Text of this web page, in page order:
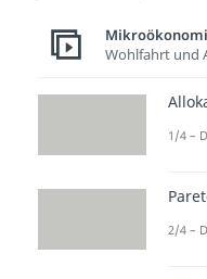
Wohlfahrt und
1/4 –
2/4 –